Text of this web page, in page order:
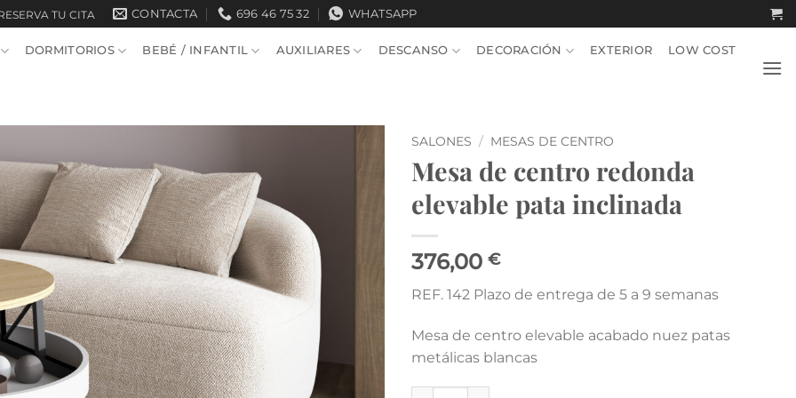
TU CITA CONTACTA 696 46 75 32 WHATSAPP
DORMITORIOS BEBÉ / INFANTIL AUXILIARES DESCANSO DECORACIÓN EXTERIOR LOW COST
SALONES / MESAS DE CENTRO
Mesa de centro redonda
elevable pata inclinada
376,00 €
REF. 142 Plazo de entrega de 5 a 9 semanas
Mesa de centro elevable acabado nuez patas
metálicas blancas